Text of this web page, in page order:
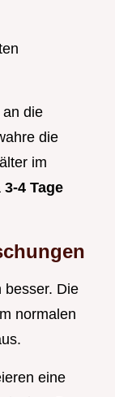
die
die
im
3-4 Tage
besser. Die
normalen
eine